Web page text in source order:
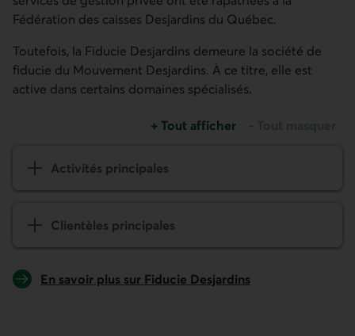
Fédération des caisses Desjardins du Québec.
Toutefois, la Fiducie Desjardins demeure la société de
fiducie du Mouvement Desjardins. À ce titre, elle est
active dans certains domaines spécialisés.
+ Tout afficher
Activités principales
Clientèles principales
En savoir plus sur Fiducie Desjardins